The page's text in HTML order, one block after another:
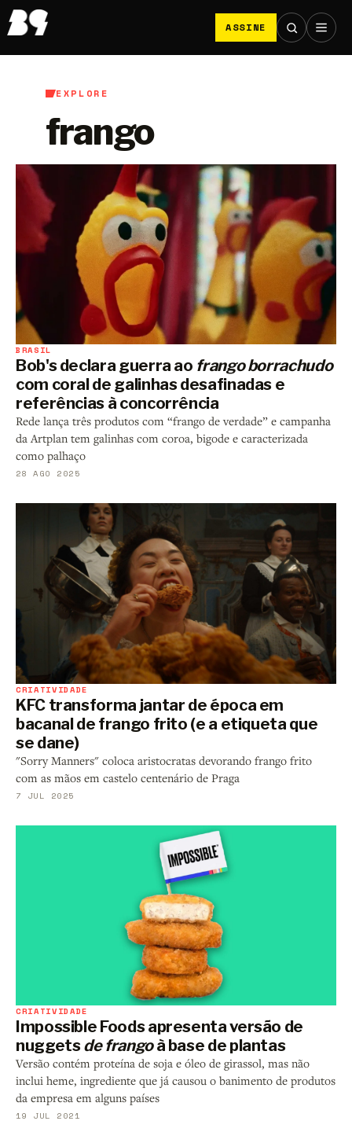
ASSINE
EXPLORE
frango
BRASIL
Bob's declara guerra ao frango borrachudo
com coral de galinhas desafinadas e
referências à concorrência
Rede lança três produtos com “frango de verdade” e campanha
da Artplan tem galinhas com coroa, bigode e caracterizada
como palhaço
28 AGO 2025
CRIATIVIDADE
KFC transforma jantar de época em
bacanal de frango frito (e a etiqueta que
se dane)
"Sorry Manners" coloca aristocratas devorando frango frito
com as mãos em castelo centenário de Praga
7 JUL 2025
CRIATIVIDADE
Impossible Foods apresenta versão de
nuggetsde frangoà base de plantas
Versão contém proteína de soja e óleo de girassol, mas não
inclui heme, ingrediente que já causou o banimento de produtos
da empresa em alguns países
19 JUL 2021